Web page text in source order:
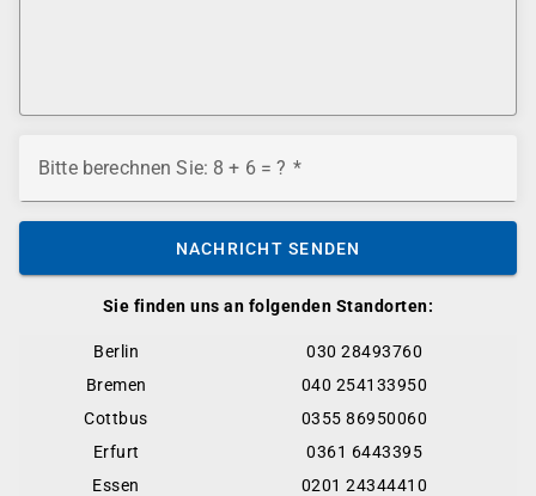
Sie finden uns an folgenden Standorten:
Berlin
030 28493760
Bremen
040 254133950
Cottbus
0355 86950060
Erfurt
0361 6443395
Essen
0201 24344410
Bitte berechnen Sie: 8 + 6 = ?
NACHRICHT SENDEN